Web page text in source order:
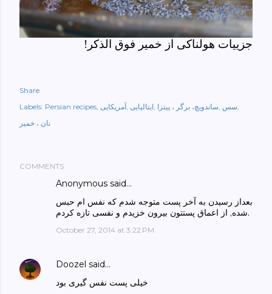
جزییات هولناکی از خمیر فوق الذکر!
Share
Labels: Persian recipes آمریکایی ایتالیایی ساندویچ، برگر ، پیتزا سس
نان ، خمیر
COMMENTS
Anonymous said…
بعداز رسیدن به آخر پست متوجه شدم که نفس ام حبس
شده, از اعماق پستتون بیرون خزیدم و نفسی تازه کردم.
October 27, 2014 at 3:22 PM
Doozel said…
خیلی پست نفس گیری بود